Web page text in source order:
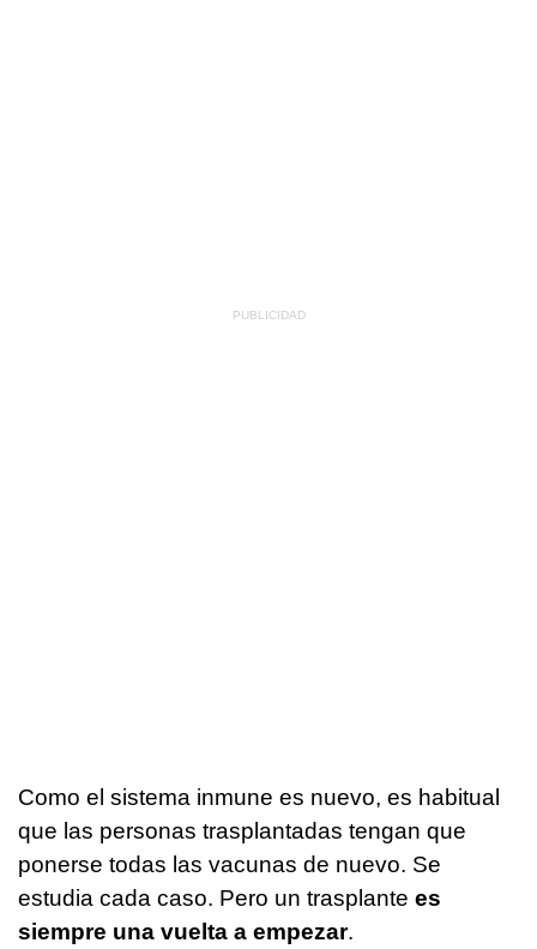
Como el sistema inmune es nuevo, es habitual
que las personas trasplantadas tengan que
ponerse todas las vacunas de nuevo. Se
estudia cada caso. Pero un trasplante es
siempre una vuelta a empezar.